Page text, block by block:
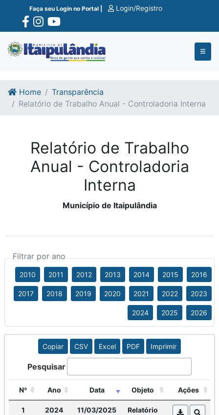
Ir para o conte�do
Ir para o fim do conte�do
Faça seu Login no Portal | Login/Registro
Home
Transparência
Relatório de Trabalho Anual - Controladoria Interna
Relatório de Trabalho
Anual - Controladoria
Interna
Município de Itaipulândia
Filtrar por ano
2010 2011 2012 2013 2014 2015 2016
2017 2018 2019 2020 2021 2022 2023
2024 2025 2026
Copiar CSV Excel PDF Imprimir
Pesquisar
Nº Ano Data Objeto Ações
1 2024 11/03/2025
Relatório